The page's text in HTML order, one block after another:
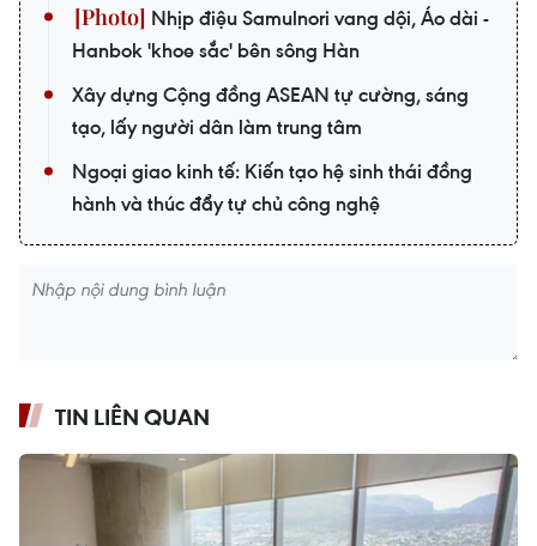
Nhịp điệu Samulnori vang dội, Áo dài -
Hanbok 'khoe sắc' bên sông Hàn
Xây dựng Cộng đồng ASEAN tự cường, sáng
tạo, lấy người dân làm trung tâm
Ngoại giao kinh tế: Kiến tạo hệ sinh thái đồng
hành và thúc đẩy tự chủ công nghệ
TIN LIÊN QUAN